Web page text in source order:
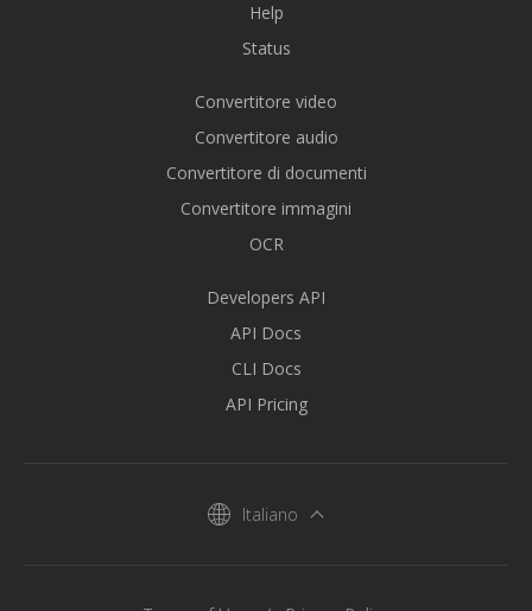
Help
Status
Convertitore video
Convertitore audio
Convertitore di documenti
Convertitore immagini
OCR
Developers API
API Docs
CLI Docs
API Pricing
Italiano